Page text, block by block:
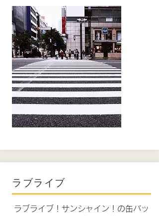
ラブライブ
ラブライブ！サンシャイン！の缶バッ